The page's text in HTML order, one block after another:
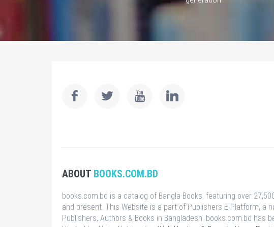
ABOUT BOOKS.COM.BD
books.com.bd is a catalog of Bangla Books, featuring over
and present. This Website is a part of Publishers E-Platform, a
Publishers, Authors & Books in Bangladesh. books.com.bd has